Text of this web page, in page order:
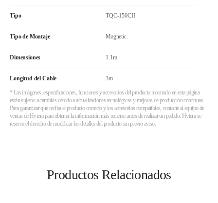
Tipo TQC-150CII
Tipo de Montaje Magnetic
Dimensiones 1.1m
Longitud del Cable 3m
* Las imágenes, especificaciones, funciones y accesorios del producto mostrado en esta página
están sujetos a cambios debido a actualizaciones tecnológicas y mejoras de producción continuas.
Para garantizar que reciba el producto correcto y los accesorios compatibles, contacte al equipo de
ventas de Hytera para obtener la información más reciente antes de realizar un pedido. Hytera se
reserva el derecho de modificar los detalles del producto sin previo aviso.
Productos Relacionados